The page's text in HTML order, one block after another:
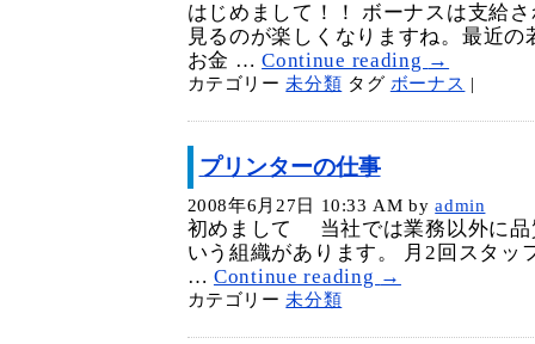
はじめまして！！ ボーナスは支給
見るのが楽しくなりますね。最近
お金 …Continue reading →
カテゴリー未分類 タグ ボーナス |
プリンターの仕事
2008年6月27日 10:33 AM by admin
初めまして 当社では業務以外に品
いう組織があります。 月2回スタッ
… Continue reading →
カテゴリー未分類